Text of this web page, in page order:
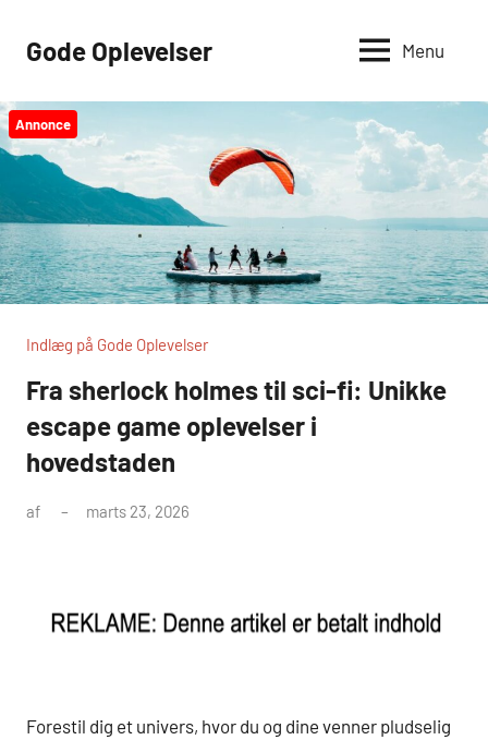
Gode Oplevelser Menu
Annonce
Indlæg på Gode Oplevelser
Fra sherlock holmes til sci-fi: Unikke
escape game oplevelser i
hovedstaden
af marts 23, 2026
Forestil dig et univers, hvor du og dine venner pludselig